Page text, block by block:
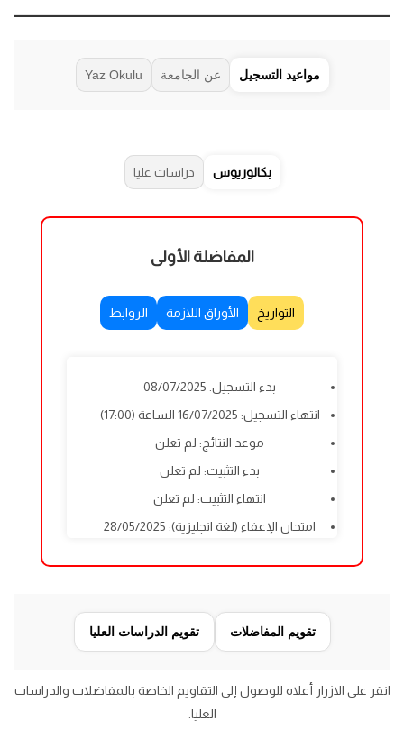
مواعيد التسجيل عن الجامعة Yaz Okulu
بكالوريوس دراسات عليا
المفاضلة الأولى
التواريخ الأوراق اللازمة الروابط
بدء التسجيل: 08/07/2025
انتهاء التسجيل: 16/07/2025 الساعة (17:00)
موعد النتائج: لم تعلن
بدء التثبيت: لم تعلن
انتهاء التثبيت: لم تعلن
امتحان الإعفاء (لغة انجليزية): 28/05/2025
تقويم المفاضلات تقويم الدراسات العليا
انقر على الازرار أعلاه للوصول إلى التقاويم الخاصة بالمفاضلات والدراسات
العليا.